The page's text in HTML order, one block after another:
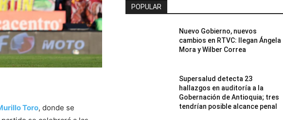
Toro, donde se
POPULAR
Nuevo Gobierno, nuevos
cambios en RTVC: llegan Ángela
Mora y Wilber Correa
Supersalud detecta 23
hallazgos en auditoría a la
Gobernación de Antioquia; tres
tendrían posible alcance penal